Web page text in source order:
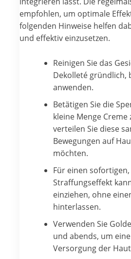
empfohlen, um optimale
folgenden Hinweise helfen
und effektiv einzusetzen.
Reinigen Sie das
Dekolleté gründlich,
anwenden.
Betätigen Sie die
kleine Menge
verteilen Sie diese
Bewegungen auf
möchten.
Für einen
Straffungseffekt
einziehen, ohne
hinterlassen.
Verwenden Sie
und abends, um
Versorgung der